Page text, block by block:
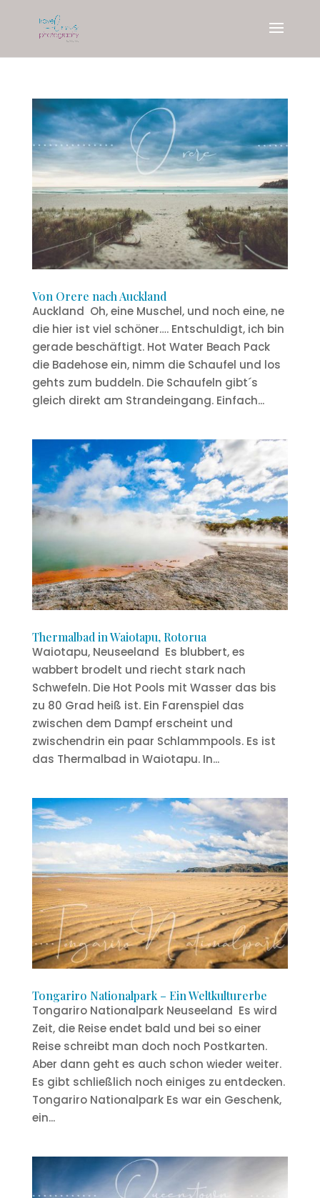
Von Orere nach Auckland
Auckland Oh, eine Muschel, und noch eine, ne
die hier ist viel schöner…. Entschuldigt, ich bin
gerade beschäftigt. Hot Water Beach Pack
die Badehose ein, nimm die Schaufel und los
gehts zum buddeln. Die Schaufeln gibt´s
gleich direkt am Strandeingang. Einfach...
Thermalbad in Waiotapu, Rotorua
Waiotapu, Neuseeland Es blubbert, es
wabbert brodelt und riecht stark nach
Schwefeln. Die Hot Pools mit Wasser das bis
zu 80 Grad heiß ist. Ein Farenspiel das
zwischen dem Dampf erscheint und
zwischendrin ein paar Schlammpools. Es ist
das Thermalbad in Waiotapu. In...
Tongariro Nationalpark – Ein Weltkulturerbe
Tongariro Nationalpark Neuseeland Es wird
Zeit, die Reise endet bald und bei so einer
Reise schreibt man doch noch Postkarten.
Aber dann geht es auch schon wieder weiter.
Es gibt schließlich noch einiges zu entdecken.
Tongariro Nationalpark Es war ein Geschenk,
ein...